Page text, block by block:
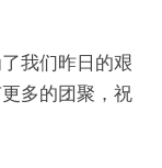
我们昨日的艰
多的团聚，祝